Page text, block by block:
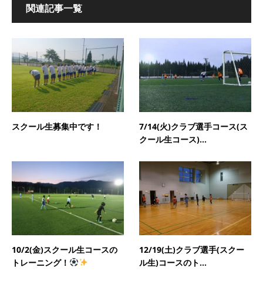
関連記事一覧
スクール生募集中です！
7/14(火)クラブ選手コース(ス
クール生コース)...
10/2(金)スクール生コースの
トレーニング！
12/19(土)クラブ選手(スクー
ル生)コースのト...